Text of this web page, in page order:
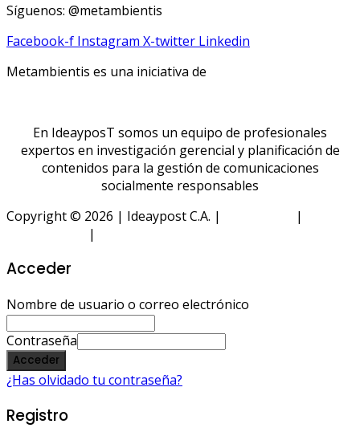
Síguenos: @metambientis
Facebook-f Instagram X-twitter Linkedin
Metambientis es una iniciativa de
En IdeayposT somos un equipo de profesionales
expertos en investigación gerencial y planificación de
contenidos para la gestión de comunicaciones
socialmente responsables
Copyright © 2026 | Ideaypost C.A. |
|
|
Acceder
Nombre de usuario o correo electrónico
Contraseña
Acceder
¿Has olvidado tu contraseña?
Registro